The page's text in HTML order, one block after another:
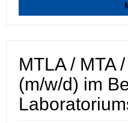
MTLA / MTA
(m/w/d) im